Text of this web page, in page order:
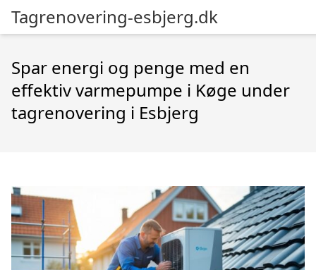
Tagrenovering-esbjerg.dk
Spar energi og penge med en
effektiv varmepumpe i Køge under
tagrenovering i Esbjerg